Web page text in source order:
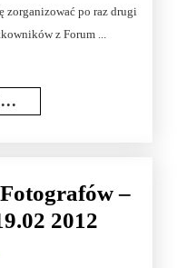
z Forum ...
–
2012